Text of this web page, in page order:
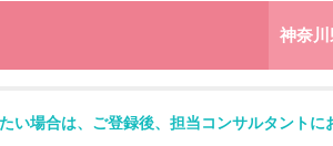
神奈
い場合は、ご登録後、担当コンサルタントに